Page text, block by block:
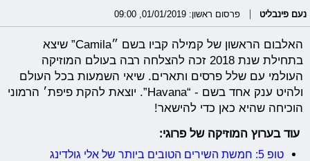
נעם פינבליט פרסום ראשון: 01/01/2019, 09:00
האלבום הראשון של קמילה קביו בשם ״Camila” שיצא
בתחילת שנת 2018 זכה להצלחה רבה בעולם המוזיקה
העולמי עם שלל פרסים ותארים. שיאי השמעות בכל העולם
ולהיט ענק אחד בשם - “Havana”. יוצאת להקת פיפת׳ הרמוני
הוכיחה שהיא כאן כדי להישאר!
עוד בערוץ המוזיקה של פרוגי:
טופ 5: חמשת השירים הטובים ביותר של אלי גולדינג